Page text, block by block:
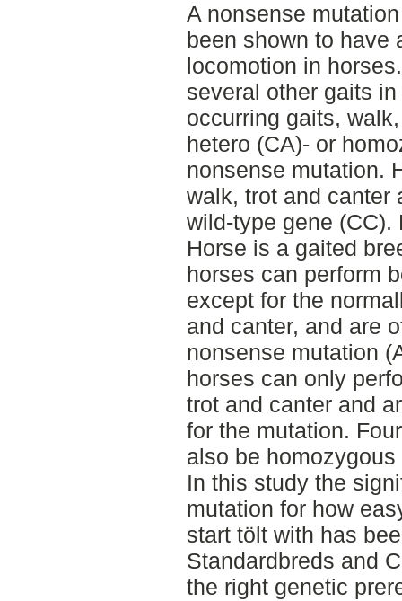
A nonsense
been shown to have
locomotion in
several other gaits
occurring gaits,
hetero (CA)- or
nonsense mutation.
walk, trot and canter
wild-type gene
Horse is a gaited
horses can perform
except for the
and canter, and are
nonsense mutation
horses can only
trot and canter and
for the mutation.
also be
In this study the
mutation for how
start tölt with has
Standardbreds and
the right genetic